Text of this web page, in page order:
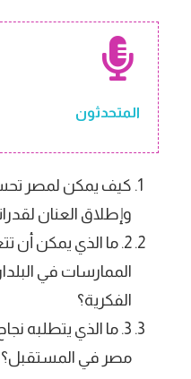
المتحدثون
كيف يمكن لمصر
وإطلاق العنان
2. ما الذي يمكن
الممارسات في
الفكرية؟
3. ما الذي يتطلبه
مصر في المستقبل؟